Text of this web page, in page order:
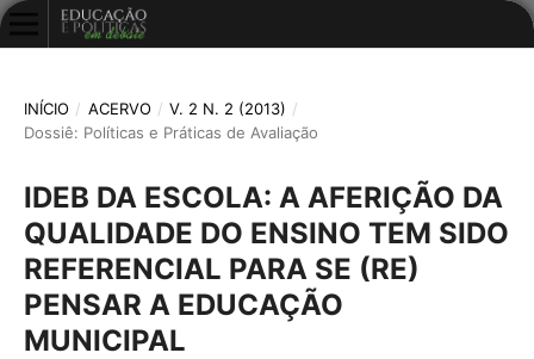
INÍCIO / ACERVO / V. 2 N. 2 (2013) /
Dossiê: Políticas e Práticas de Avaliação
IDEB DA ESCOLA: A AFERIÇÃO DA
QUALIDADE DO ENSINO TEM SIDO
REFERENCIAL PARA SE (RE)
PENSAR A EDUCAÇÃO
MUNICIPAL